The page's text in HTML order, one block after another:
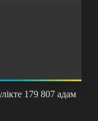
179 807 адам